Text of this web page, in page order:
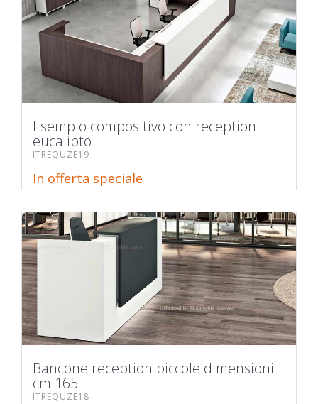
Esempio compositivo con reception
eucalipto
ITREQUZE19
In offerta speciale
Bancone reception piccole dimensioni
cm 165
ITREQUZE18